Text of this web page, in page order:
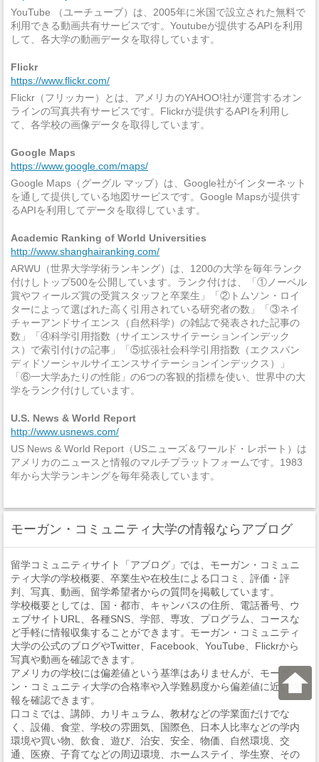
YouTube （ユーチューブ）は、2005年に米国で設立された無料で
利用できる動画共有サービスです。Youtubeが提供するAPIを利用
して、各大学の動画データを取得しています。
Flickr
https://www.flickr.com/
Flickr（フリッカー）とは、アメリカのYAHOO!社が運営するオン
ラインの写真共有サービスです。Flickrが提供するAPIを利用し
て、各学校の画像データを取得しています。
Google Maps
https://www.google.com/maps/
Google Maps（グーグル マップ）は、Google社がインターネット
を通して提供している地図サービスです。Google Mapsが提供す
るAPIを利用してデータを取得しています。
Academic Ranking of World Universities
http://www.shanghairanking.com/
ARWU（世界大学学術ランキング）は、1200の大学を毎年ランク
付けしトップ500を公開しています。ランク付けは、「①ノーベル
賞やフィールズ賞の受賞スタッフと卒業生」「②トムソン・ロイ
ターによって選ばれた高く引用されている研究者の数」「③ネイ
チャーアンドサイエンス（自然科学）の雑誌で発表された記事の
数」「④科学引用指数（サイエンスサイテーションインデック
ス）で索引付けの記事」「⑤拡張社会科学引用指数（エクスパン
ディドソーシャルサイエンスサイテーションインデックス）」
「⑥一大学あたりの性能」の6つの客観的指標を使い、世界中の大
学をランク付けしています。
U.S. News & World Report
http://www.usnews.com/
US News & World Report（USニューズ＆ワールド・レポート）は
アメリカのニュースと情報のマルチプラットフォームです。1983
年から大学ランキングを毎年発表しています。
モーガン・コミュニティ大学の情報ならアブログ
留学コミュニティサイト「アブログ」では、モーガン・コミュニ
ティ大学の学校概要、卒業生や在校生による口コミ、評価・評
判、写真、動画、留学希望者からの質問を掲載しています。
学校概要としては、国・都市、キャンパスの住所、電話番号、ウ
ェブサイトURL、各種SNS、学部、専攻、プログラム、コースな
ど手軽に情報収集することができます。モーガン・コミュニティ
大学の公式のブログやTwitter、Facebook、YouTube、Flickrから
写真や動画を確認できます。
アメリカの学校には偏差値という基準はありませんが、モーガ
ン・コミュニティ大学の合格率や入学難易度から偏差値に近い情
報を確認できます。
口コミでは、講師、カリキュラム、教材などの学業面だけでな
く、設備、食堂、学校の雰囲気、国際色、日本人比率などの学内
環境や買い物、飲食、遊び、治安、安全、物価、自然環境、交
通、医療、子育てなどの周辺環境、ホームステイ、学生寮、その